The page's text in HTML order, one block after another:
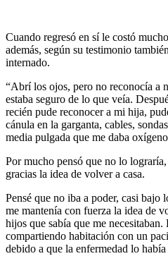
Cuando regresó en sí le costó
además, según su testimonio
internado.
“Abrí los ojos, pero no reconocía a
estaba seguro de lo que veía.
recién pude reconocer a mi hija,
cánula en la garganta, cables,
media pulgada que me daba
Por mucho pensó que no lo
gracias la idea de volver a casa.
Pensé que no iba a poder, casi bajo
me mantenía con fuerza la idea de
hijos que sabía que me
compartiendo habitación con un
debido a que la enfermedad lo